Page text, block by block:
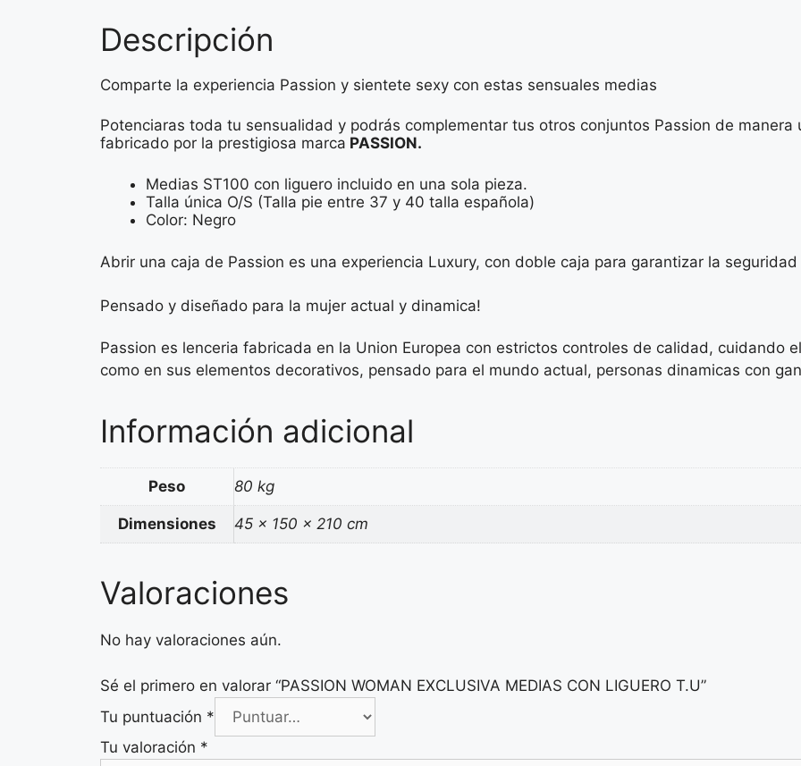
Descripción
Comparte la experiencia Passion y sientete sexy con estas sensuales medias
Potenciaras toda tu sensualidad y podrás complementar tus otros conjuntos Passion de
fabricado por la prestigiosa marca PASSION.
Medias ST100 con liguero incluido en una sola pieza.
Talla única O/S (Talla pie entre 37 y 40 talla española)
Color: Negro
Abrir una caja de Passion es una experiencia Luxury, con doble caja para garantizar la
Pensado y diseñado para la mujer actual y dinamica!
Passion es lenceria fabricada en la Union Europea con estrictos controles de calidad, cuidando
como en sus elementos decorativos, pensado para el mundo actual, personas dinamicas con
Información adicional
Peso 80 kg
Dimensiones 45 × 150 × 210 cm
Valoraciones
No hay valoraciones aún.
Sé el primero en valorar “PASSION WOMAN EXCLUSIVA MEDIAS CON LIGUERO T.U”
Tu puntuación *
Tu valoración *